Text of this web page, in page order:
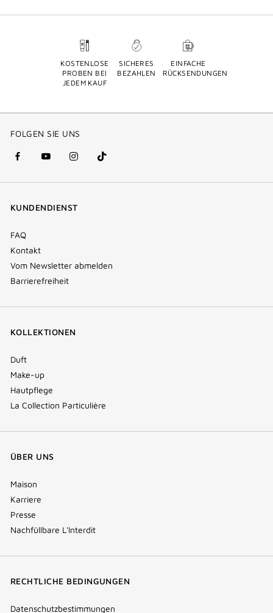
KOSTENLOSE
PROBEN BEI
JEDEM KAUF
SICHERES
BEZAHLEN
EINFACHE
RÜCKSENDUNGEN
FOLGEN SIE UNS
facebook
(new
youtube
(new
instagram
(new
Tik
Tok
KUNDENDIENST
FAQ
Kontakt
Vom Newsletter abmelden
Barrierefreiheit
KOLLEKTIONEN
Duft
Make-up
Hautpflege
La Collection Particulière
ÜBER UNS
Maison
Karriere
Presse
Nachfüllbare L'Interdit
RECHTLICHE BEDINGUNGEN
Datenschutzbestimmungen